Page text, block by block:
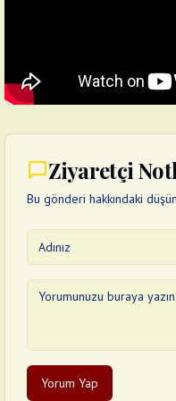
Ziyaretçi
Bu gönderi hakkındaki
Yorum Yap